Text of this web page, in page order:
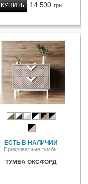
14 500 грн
КУПИТЬ
ЕСТЬ В НАЛИЧИИ
Прикроватные тумбы
ТУМБА ОКСФОРД